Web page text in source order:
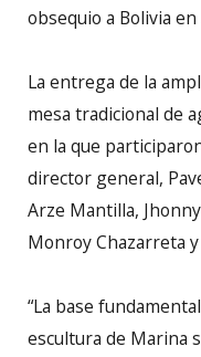
obsequio a Bolivia
La entrega de la
mesa tradicional de
en la que
director general,
Arze Mantilla,
Monroy Chazarreta
“La base
escultura de Marina